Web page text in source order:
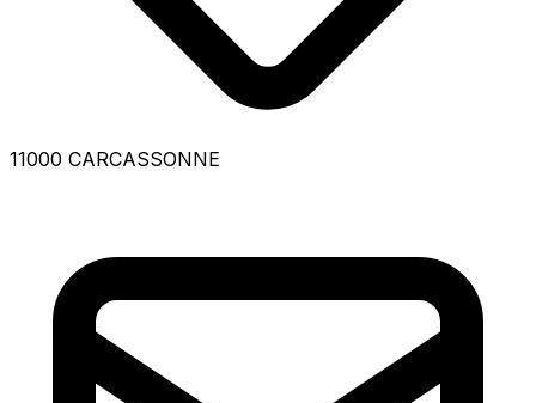
11000 CARCASSONNE